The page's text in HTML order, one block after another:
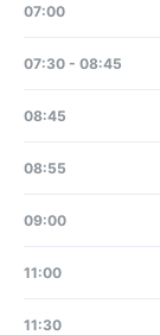
07:00
07:30 - 08:45
08:45
08:55
09:00
11:00
11:30